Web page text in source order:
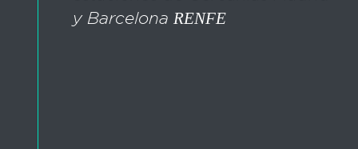
y Barcelona RENFE